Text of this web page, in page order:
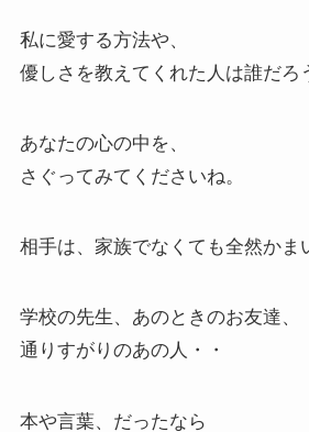
私に愛する方法や、
優しさを教えてくれた人は誰だろ
あなたの心の中を、
さぐってみてくださいね。
相手は、家族でなくても全然かま
学校の先生、あのときのお友達、
通りすがりのあの人・・
本や言葉、だったなら